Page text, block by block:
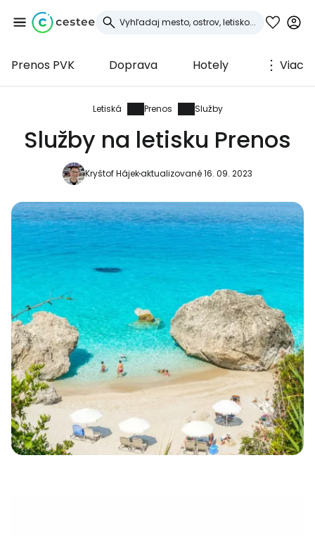
Prenos PVK Doprava Hotely Viac
Letiská Prenos Služby
Služby na letisku Prenos
Kryštof Hájekaktualizované 16. 09. 2023
Prihláste sa do
služby Cestee
... celosvetovej komunity cestovateľov
Pokračovať na Facebooku
Pokračovať s e-mailom